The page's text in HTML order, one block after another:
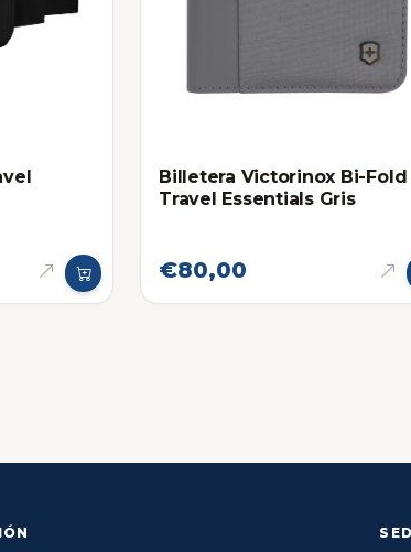
Billetera Victorinox Bi-Fold
Travel Essentials Gris
€80,00